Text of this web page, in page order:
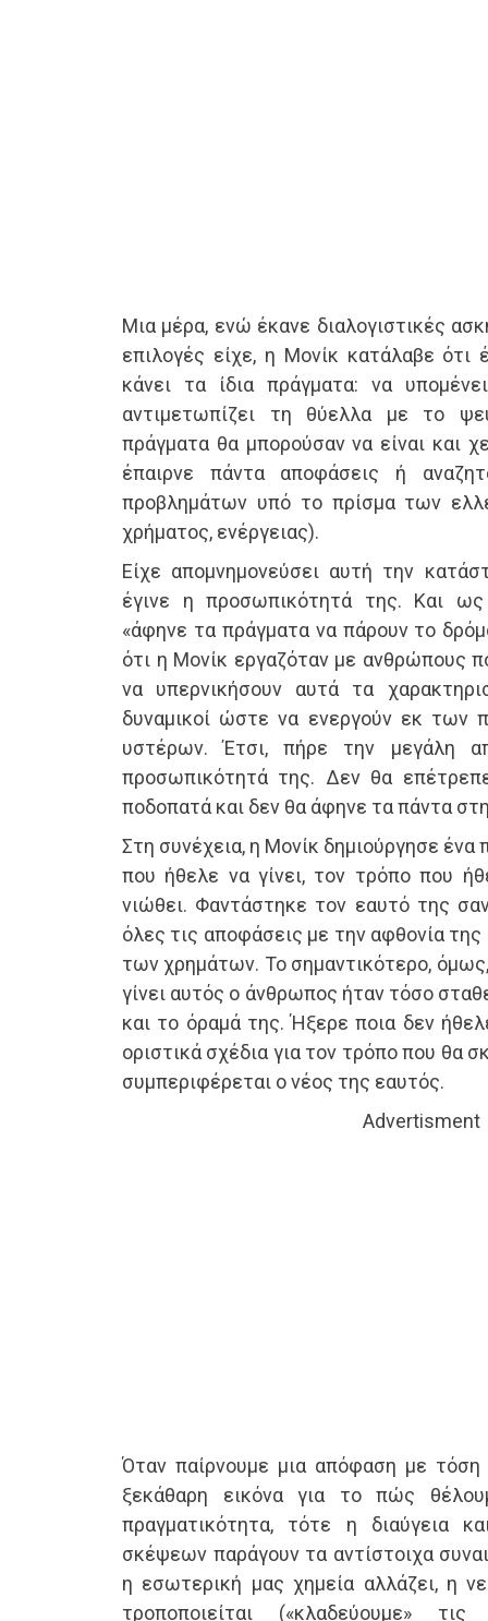
Μια μέρα, ενώ έκανε διαλογιστικές
επιλογές είχε, η Μονίκ κατάλαβε ότι
κάνει τα ίδια πράγματα: να
αντιμετωπίζει τη θύελλα με το
πράγματα θα μπορούσαν να είναι και
έπαιρνε πάντα αποφάσεις ή
προβλημάτων υπό το πρίσμα των
χρήματος, ενέργειας).
Είχε απομνημονεύσει αυτή την
έγινε η προσωπικότητά της. Και ως
«άφηνε τα πράγματα να πάρουν το
ότι η Μονίκ εργαζόταν με ανθρώπους
να υπερνικήσουν αυτά τα
δυναμικοί ώστε να ενεργούν εκ των
υστέρων. Έτσι, πήρε την μεγάλη
προσωπικότητά της. Δεν θα
ποδοπατά και δεν θα άφηνε τα πάντα
Στη συνέχεια, η Μονίκ δημιούργησε
που ήθελε να γίνει, τον τρόπο που
νιώθει. Φαντάστηκε τον εαυτό της
όλες τις αποφάσεις με την αφθονία της
των χρημάτων. Το σημαντικότερο, όμως,
γίνει αυτός ο άνθρωπος ήταν τόσο
και το όραμά της. Ήξερε ποια δεν
οριστικά σχέδια για τον τρόπο που θα
συμπεριφέρεται ο νέος της εαυτός.
Advertisment
Όταν παίρνουμε μια απόφαση με τόση
ξεκάθαρη εικόνα για το πώς
πραγματικότητα, τότε η διαύγεια
σκέψεων παράγουν τα αντίστοιχα
η εσωτερική μας χημεία αλλάζει, η
τροποποιείται («κλαδεύουμε»